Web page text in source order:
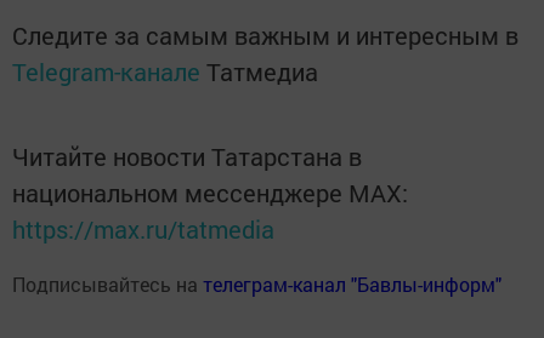
Следите за самым важным и интересным в
Telegram-канале Татмедиа
Читайте новости Татарстана в
национальном мессенджере MАХ:
https://max.ru/tatmedia
Подписывайтесь на телеграм-канал "Бавлы-информ"